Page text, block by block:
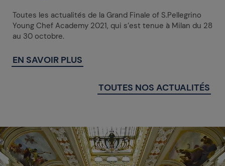
Toutes les actualités de la Grand Finale of S.Pellegrino
Young Chef Academy 2021, qui s’est tenue à Milan du 28
au 30 octobre.
EN SAVOIR PLUS
TOUTES NOS ACTUALITÉS